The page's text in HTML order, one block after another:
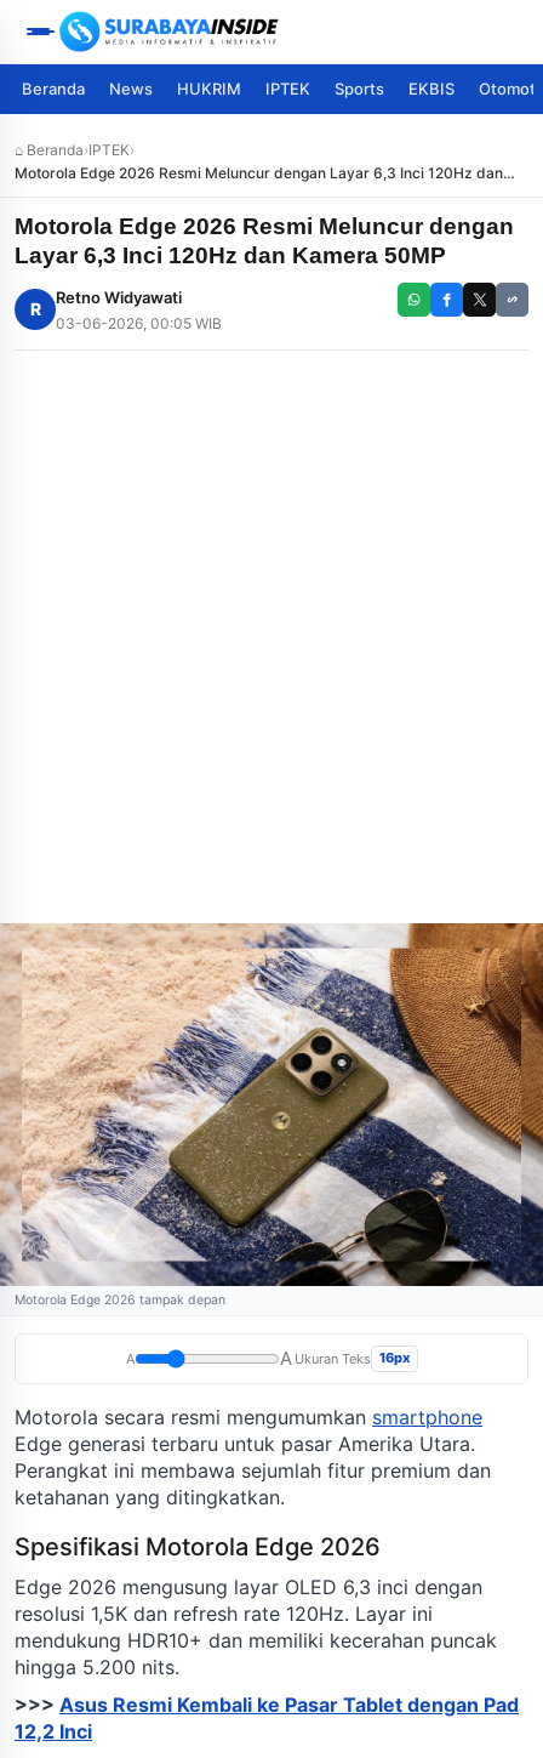
Beranda News HUKRIM IPTEK Sports EKBIS
⌂ Beranda›IPTEK›
Motorola Edge 2026 Resmi Meluncur dengan Layar 6,3 Inci 120Hz dan
Kamera 50MP
Motorola Edge 2026 Resmi Meluncur dengan
Layar 6,3 Inci 120Hz dan Kamera 50MP
R
Retno Widyawati
03-06-2026, 00:05 WIB
Motorola Edge 2026 tampak depan
A A Ukuran Teks 16px
Motorola secara resmi mengumumkan smartphone
Edge generasi terbaru untuk pasar Amerika Utara.
Perangkat ini membawa sejumlah fitur premium dan
ketahanan yang ditingkatkan.
Spesifikasi Motorola Edge 2026
Edge 2026 mengusung layar OLED 6,3 inci dengan
resolusi 1,5K dan refresh rate 120Hz. Layar ini
mendukung HDR10+ dan memiliki kecerahan puncak
hingga 5.200 nits.
>>> Asus Resmi Kembali ke Pasar Tablet dengan Pad
12,2 Inci